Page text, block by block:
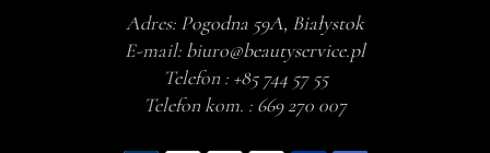
Adres: Pogodna 59A, Białystok
E-mail: biuro@beautyservice.pl
Telefon : +85 744 57 55
Telefon kom. : 669 270 007